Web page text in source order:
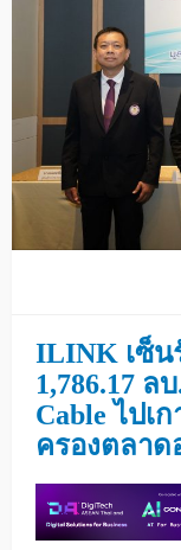
ILINK เซ็น
1,786.17 ล
Cable ไปเก
ครองตลาด